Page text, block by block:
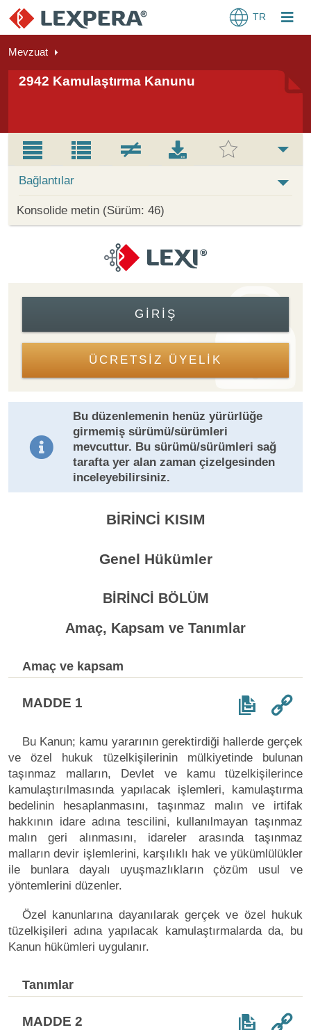
TR
Mevzuat
2942 Kamulaştırma Kanunu
Bağlantılar
Konsolide metin (Sürüm: 46)
GIRIŞ
ÜCRETSİZ ÜYELİK
Bu düzenlemenin henüz yürürlüğe
girmemiş sürümü/sürümleri
mevcuttur. Bu sürümü/sürümleri sağ
tarafta yer alan zaman çizelgesinden
inceleyebilirsiniz.
BİRİNCİ KISIM
Genel Hükümler
BİRİNCİ BÖLÜM
Amaç, Kapsam ve Tanımlar
Amaç ve kapsam
MADDE 1
Bu Kanun; kamu yararının gerektirdiği hallerde gerçek
ve özel hukuk tüzelkişilerinin mülkiyetinde bulunan
taşınmaz malların, Devlet ve kamu tüzelkişilerince
kamulaştırılmasında yapılacak işlemleri, kamulaştırma
bedelinin hesaplanmasını, taşınmaz malın ve irtifak
hakkının idare adına tescilini, kullanılmayan taşınmaz
malın geri alınmasını, idareler arasında taşınmaz
malların devir işlemlerini, karşılıklı hak ve yükümlülükler
ile bunlara dayalı uyuşmazlıkların çözüm usul ve
yöntemlerini düzenler.
Özel kanunlarına dayanılarak gerçek ve özel hukuk
tüzelkişileri adına yapılacak kamulaştırmalarda da, bu
Kanun hükümleri uygulanır.
Tanımlar
MADDE 2